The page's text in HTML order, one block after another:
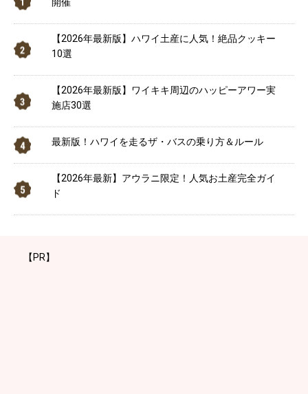
【2026年最新版】ハワイ土産に人気！絶品クッキー
10選
【2026年最新版】ワイキキ周辺のハッピーアワー実
施店30選
最新版！ハワイを走るザ・バスの乗り方＆ルール
【2026年最新】アウラニ限定！人気お土産完全ガイ
ド
【PR】